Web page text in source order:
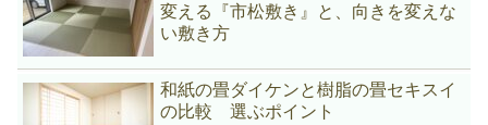
変える『市松敷き』と、向きを変えな
い敷き方
和紙の畳ダイケンと樹脂の畳セキスイ
の比較 選ぶポイント